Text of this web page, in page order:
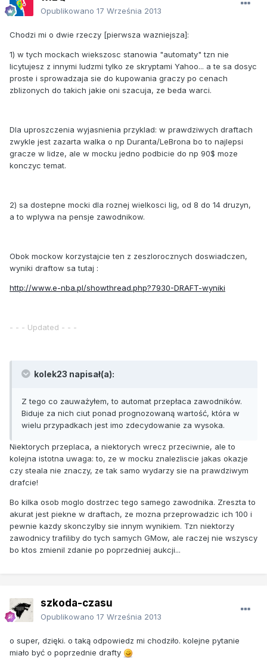
Opublikowano 17 Września 2013
Chodzi mi o dwie rzeczy [pierwsza wazniejsza]:
1) w tych mockach wiekszosc stanowia "automaty" tzn nie
licytujesz z innymi ludzmi tylko ze skryptami Yahoo... a te sa dosyc
proste i sprowadzaja sie do kupowania graczy po cenach
zblizonych do takich jakie oni szacuja, ze beda warci.
Dla uproszczenia wyjasnienia przyklad: w prawdziwych draftach
zwykle jest zazarta walka o np Duranta/LeBrona bo to najlepsi
gracze w lidze, ale w mocku jedno podbicie do np 90$ moze
konczyc temat.
2) sa dostepne mocki dla roznej wielkosci lig, od 8 do 14 druzyn,
a to wplywa na pensje zawodnikow.
Obok mockow korzystajcie ten z zeszlorocznych doswiadczen,
wyniki draftow sa tutaj :
http://www.e-nba.pl/showthread.php?7930-DRAFT-wyniki
- - - Updated - - -
kolek23 napisał(a):
Z tego co zauważyłem, to automat przepłaca zawodników.
Biduje za nich ciut ponad prognozowaną wartość, która w
wielu przypadkach jest imo zdecydowanie za wysoka.
Niektorych przeplaca, a niektorych wrecz przeciwnie, ale to
kolejna istotna uwaga: to, ze w mocku znalezliscie jakas okazje
czy steala nie znaczy, ze tak samo wydarzy sie na prawdziwym
drafcie!
Bo kilka osob moglo dostrzec tego samego zawodnika. Zreszta to
akurat jest piekne w draftach, ze mozna przeprowadzic ich 100 i
pewnie kazdy skonczylby sie innym wynikiem. Tzn niektorzy
zawodnicy trafiliby do tych samych GMow, ale raczej nie wszyscy
bo ktos zmienil zdanie po poprzedniej aukcji...
szkoda-czasu
Opublikowano 17 Września 2013
o super, dzięki. o taką odpowiedz mi chodziło. kolejne pytanie
miało być o poprzednie drafty